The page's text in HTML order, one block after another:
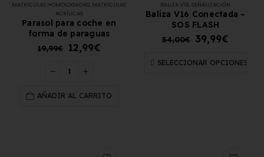
MATRÍCULAS HOMOLOGADAS, MATRÍCULAS
ACRÍLICAS
Parasol para coche en
forma de paraguas
19,99€ 12,99€
AÑADIR AL CARRITO
BALIZA V16,SEÑALIZACIÓN
Baliza V16 Conectada –
SOS FLASH
54,00€ 39,99€
SELECCIONAR OPCIONES